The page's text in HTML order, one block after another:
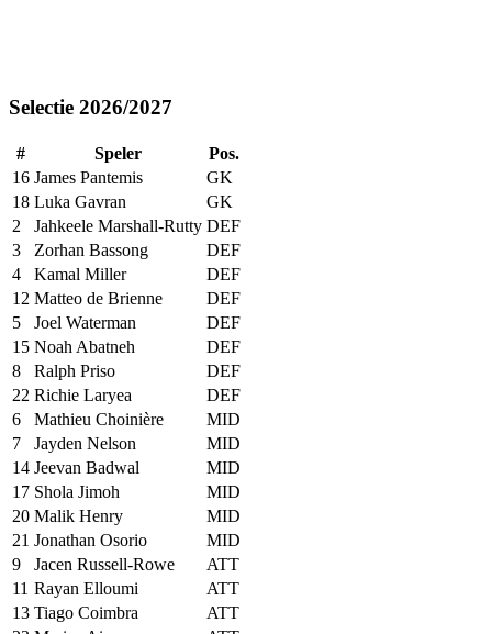
Selectie 2026/2027
# Speler
Pos.
16 James Pantemis
GK
18 Luka Gavran
GK
2
Jahkeele Marshall-Rutty DEF
3
Zorhan Bassong
DEF
4
Kamal Miller
DEF
12 Matteo de Brienne
DEF
5
Joel Waterman
DEF
15 Noah Abatneh
DEF
8
Ralph Priso
DEF
22 Richie Laryea
DEF
6
Mathieu Choinière
MID
7
Jayden Nelson
MID
14 Jeevan Badwal
MID
17 Shola Jimoh
MID
20 Malik Henry
MID
21 Jonathan Osorio
MID
9
Jacen Russell-Rowe
ATT
11 Rayan Elloumi
ATT
13 Tiago Coimbra
ATT